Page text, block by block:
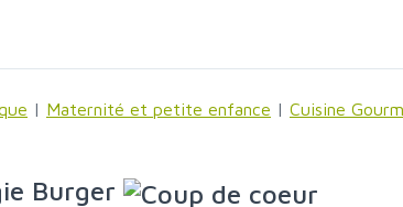
| Maternité et petite enfance | Cuisine
Burger